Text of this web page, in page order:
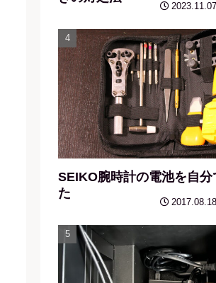
2023.11.07
SEIKO腕時計の電池を自
た
2017.08.18